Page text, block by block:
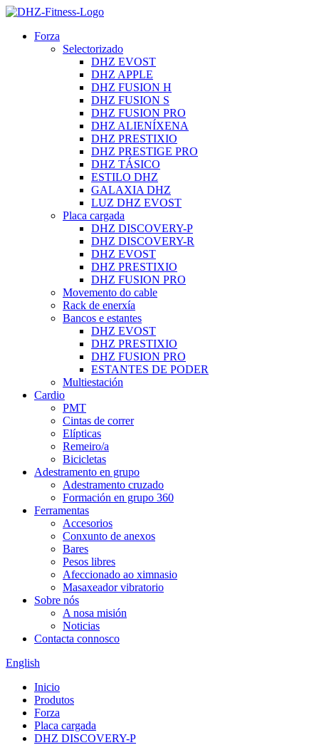
Forza
Selectorizado
DHZ EVOST
DHZ APPLE
DHZ FUSION H
DHZ FUSION S
DHZ FUSION PRO
DHZ ALIENÍXENA
DHZ PRESTIXIO
DHZ PRESTIGE PRO
DHZ TÁSICO
ESTILO DHZ
GALAXIA DHZ
LUZ DHZ EVOST
Placa cargada
DHZ DISCOVERY-P
DHZ DISCOVERY-R
DHZ EVOST
DHZ PRESTIXIO
DHZ FUSION PRO
Movemento do cable
Rack de enerxía
Bancos e estantes
DHZ EVOST
DHZ PRESTIXIO
DHZ FUSION PRO
ESTANTES DE PODER
Multiestación
Cardio
PMT
Cintas de correr
Elípticas
Remeiro/a
Bicicletas
Adestramento en grupo
Adestramento cruzado
Formación en grupo 360
Ferramentas
Accesorios
Conxunto de anexos
Bares
Pesos libres
Afeccionado ao ximnasio
Masaxeador vibratorio
Sobre nós
A nosa misión
Noticias
Contacta connosco
English
Inicio
Produtos
Forza
Placa cargada
DHZ DISCOVERY-P